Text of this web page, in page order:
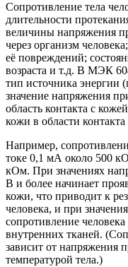
Сопротивление тела
длительности
величины напряжения
через организм
её повреждений;
возраста и т.д. В МЭК
тип источника энергии
значение напряжения
область контакта с
кожи в области
Например,
токе 0,1 мА около 500
кОм. При значениях
В и более начинает
кожи, что приводит к
человека, и при
сопротивление
внутренних тканей.
зависит от напряжения
температурой тела.)